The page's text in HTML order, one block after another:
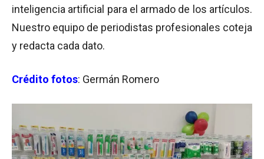
inteligencia artificial para el armado de los artículos.
Nuestro equipo de periodistas profesionales coteja
y redacta cada dato.
Crédito fotos: Germán Romero